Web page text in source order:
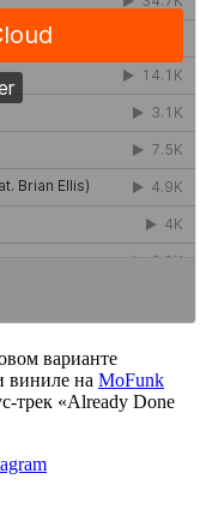
варианте
виниле на MoFunk
трек «Already Done